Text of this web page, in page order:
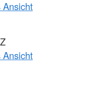
Ansicht
Ansicht